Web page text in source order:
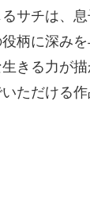
サチは、
柄に深み
きる力が
ただける